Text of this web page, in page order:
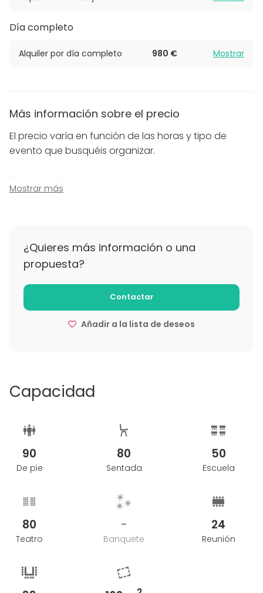
Día completo
Alquiler por día completo 980 € Mostrar
Más información sobre el precio
El precio varía en función de las horas y tipo de
evento que busquéis organizar.
audio, material de escritura, botellas de agua y WiFi).
F&B con varios menús y opciones de coffee break. Si
quieres un presupuesto personalizado no dudes en
contactarnos.
Mostrar más
¿Quieres más información o una
propuesta?
Contactar
Añadir a la lista de deseos
Capacidad
90
De pie
80
Sentada
50
Escuela
80
Teatro
-
Banquete
24
Reunión